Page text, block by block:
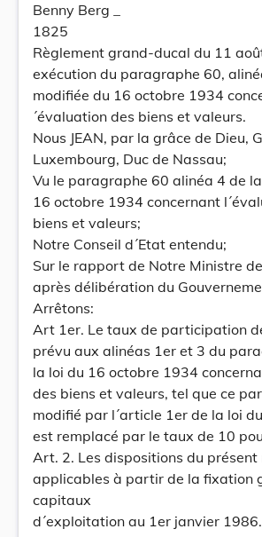
Benny Berg _
1825
Règlement grand-ducal du 11
exécution du paragraphe 60,
modifiée du 16 octobre 1934
´évaluation des biens et valeurs.
Nous JEAN, par la grâce de Dieu,
Luxembourg, Duc de Nassau;
Vu le paragraphe 60 alinéa 4 de
16 octobre 1934 concernant
biens et valeurs;
Notre Conseil d´Etat entendu;
Sur le rapport de Notre Ministre
après délibération du
Arrêtons:
Art 1er. Le taux de participation
prévu aux alinéas 1er et 3 du
la loi du 16 octobre 1934
des biens et valeurs, tel que ce
modifié par l´article 1er de la loi
est remplacé par le taux de 10
Art. 2. Les dispositions du
applicables à partir de la fixation
capitaux
d´exploitation au 1er janvier 1986.